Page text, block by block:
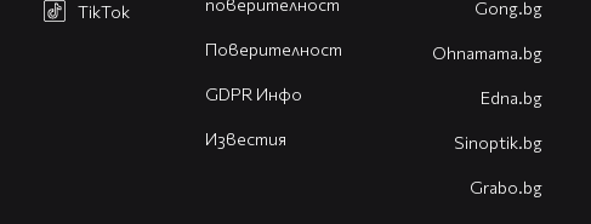
поверителност
Поверителност
GDPR Инфо
Известия
TikTok Gong.bg
Оhnamama.bg
Edna.bg
Sinoptik.bg
Grabo.bg